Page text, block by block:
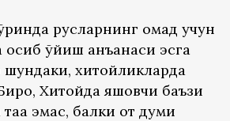
русларнинг омад учун
осиб қўйиш анъанаси эсга
хитойликларда
Бироқ, Хитойда яшовчи баъзи
эмас, балки от думи